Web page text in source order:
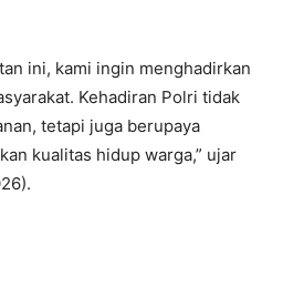
ini, kami ingin menghadirkan
Kehadiran Polri tidak
tetapi juga berupaya
kualitas hidup warga,” ujar